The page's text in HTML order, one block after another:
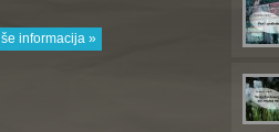
informacija »